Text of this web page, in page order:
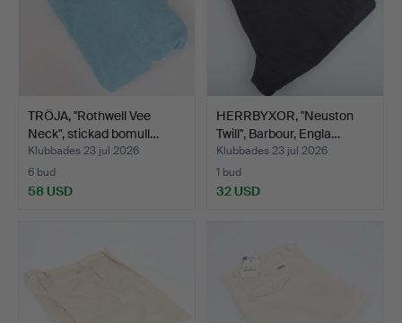
TRÖJA, "Rothwell Vee
Neck", stickad bomull…
Klubbades 23 jul 2026
6 bud
58 USD
HERRBYXOR, "Neuston
Twill", Barbour, Engla…
Klubbades 23 jul 2026
1 bud
32 USD